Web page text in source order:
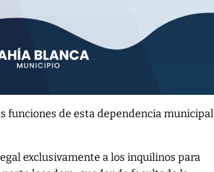
funciones de esta dependencia municipal
exclusivamente a los inquilinos para